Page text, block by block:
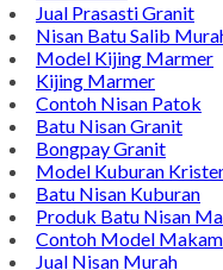
Jual Prasasti Granit
Nisan Batu Salib
Model Kijing Marmer
Kijing Marmer
Contoh Nisan Patok
Batu Nisan Granit
Bongpay Granit
Model Kuburan
Batu Nisan Kuburan
Produk Batu Nisan
Contoh Model Makam
Jual Nisan Murah